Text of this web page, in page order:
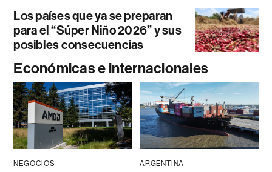
Los países que ya se preparan
para el “Súper Niño 2026” y sus
posibles consecuencias
Económicas e internacionales
NEGOCIOS ARGENTINA